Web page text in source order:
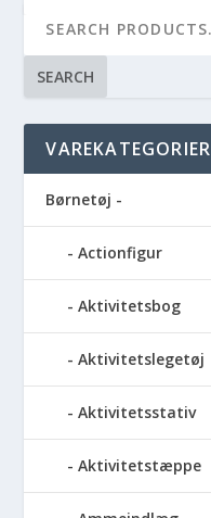
SEARCH
VAREKATEGORIER
Børnetøj -
Actionfigur
Aktivitetsbog
Aktivitetslegetøj
Aktivitetsstativ
Aktivitetstæppe